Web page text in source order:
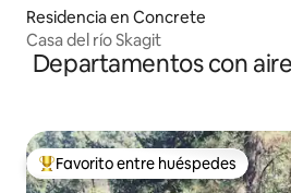
Residencia en Concrete
Casa del río Skagit
Departamentos con
De los mejores en Favorito entre
Favorito entre huéspedes